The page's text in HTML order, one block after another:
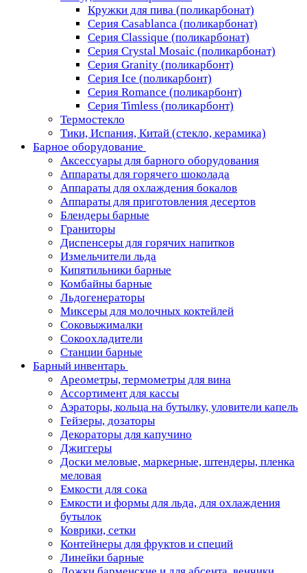
Кружки для пива (поликарбонат)
Серия Casablanсa (поликарбонат)
Серия Classique (поликарбонат)
Серия Crystal Mosaic (поликарбонат)
Серия Granity (поликарбонт)
Серия Ice (поликарбонт)
Серия Romance (поликарбонт)
Серия Timless (поликарбонт)
Термостекло
Тики, Испания, Китай (стекло, керамика)
Барное оборудование
Аксессуары для барного оборудования
Аппараты для горячего шоколада
Аппараты для охлаждения бокалов
Аппараты для приготовления десертов
Блендеры барные
Граниторы
Диспенсеры для горячих напитков
Измельчители льда
Кипятильники барные
Комбайны барные
Льдогенераторы
Миксеры для молочных коктейлей
Соковыжималки
Сокоохладители
Станции барные
Барный инвентарь
Ареометры, термометры для вина
Ассортимент для кассы
Аэраторы, кольца на бутылку, уловители капель
Гейзеры, дозаторы
Декораторы для капучино
Джиггеры
Доски меловые, маркерные, штендеры, пленка
меловая
Емкости для сока
Емкости и формы для льда, для охлаждения
бутылок
Коврики, сетки
Контейнеры для фруктов и специй
Линейки барные